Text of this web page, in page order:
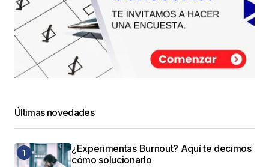
Últimas novedades
¿Experimentas Burnout? Aquí te decimos
cómo solucionarlo